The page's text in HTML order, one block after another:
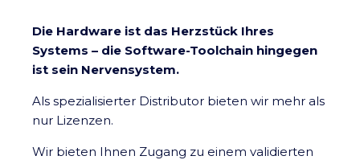
Die Hardware ist das Herzstück Ihres
Systems – die Software-Toolchain hingegen
ist sein Nervensystem.
Als spezialisierter Distributor bieten wir mehr als
nur Lizenzen.
Wir bieten Ihnen Zugang zu einem validierten